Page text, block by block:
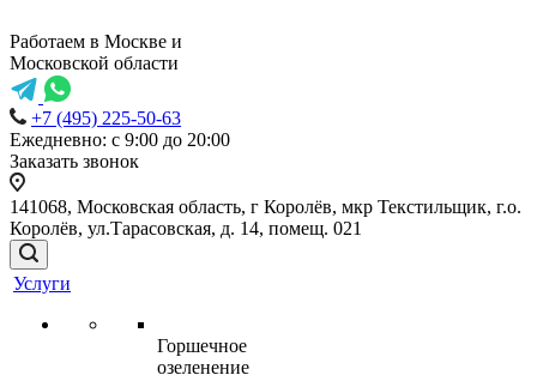
Работаем в Москве и
Московской области
+7 (495) 225-50-63
Ежедневно: с 9:00 до 20:00
Заказать звонок
141068, Московская область, г Королёв, мкр Текстильщик, г.о.
Королёв, ул.Тарасовская, д. 14, помещ. 021
Услуги
Горшечное
озеленение